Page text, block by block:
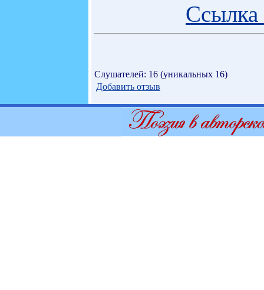
Ссылка
Слушателей: 16 (уникальных 16)
Добавить отзыв